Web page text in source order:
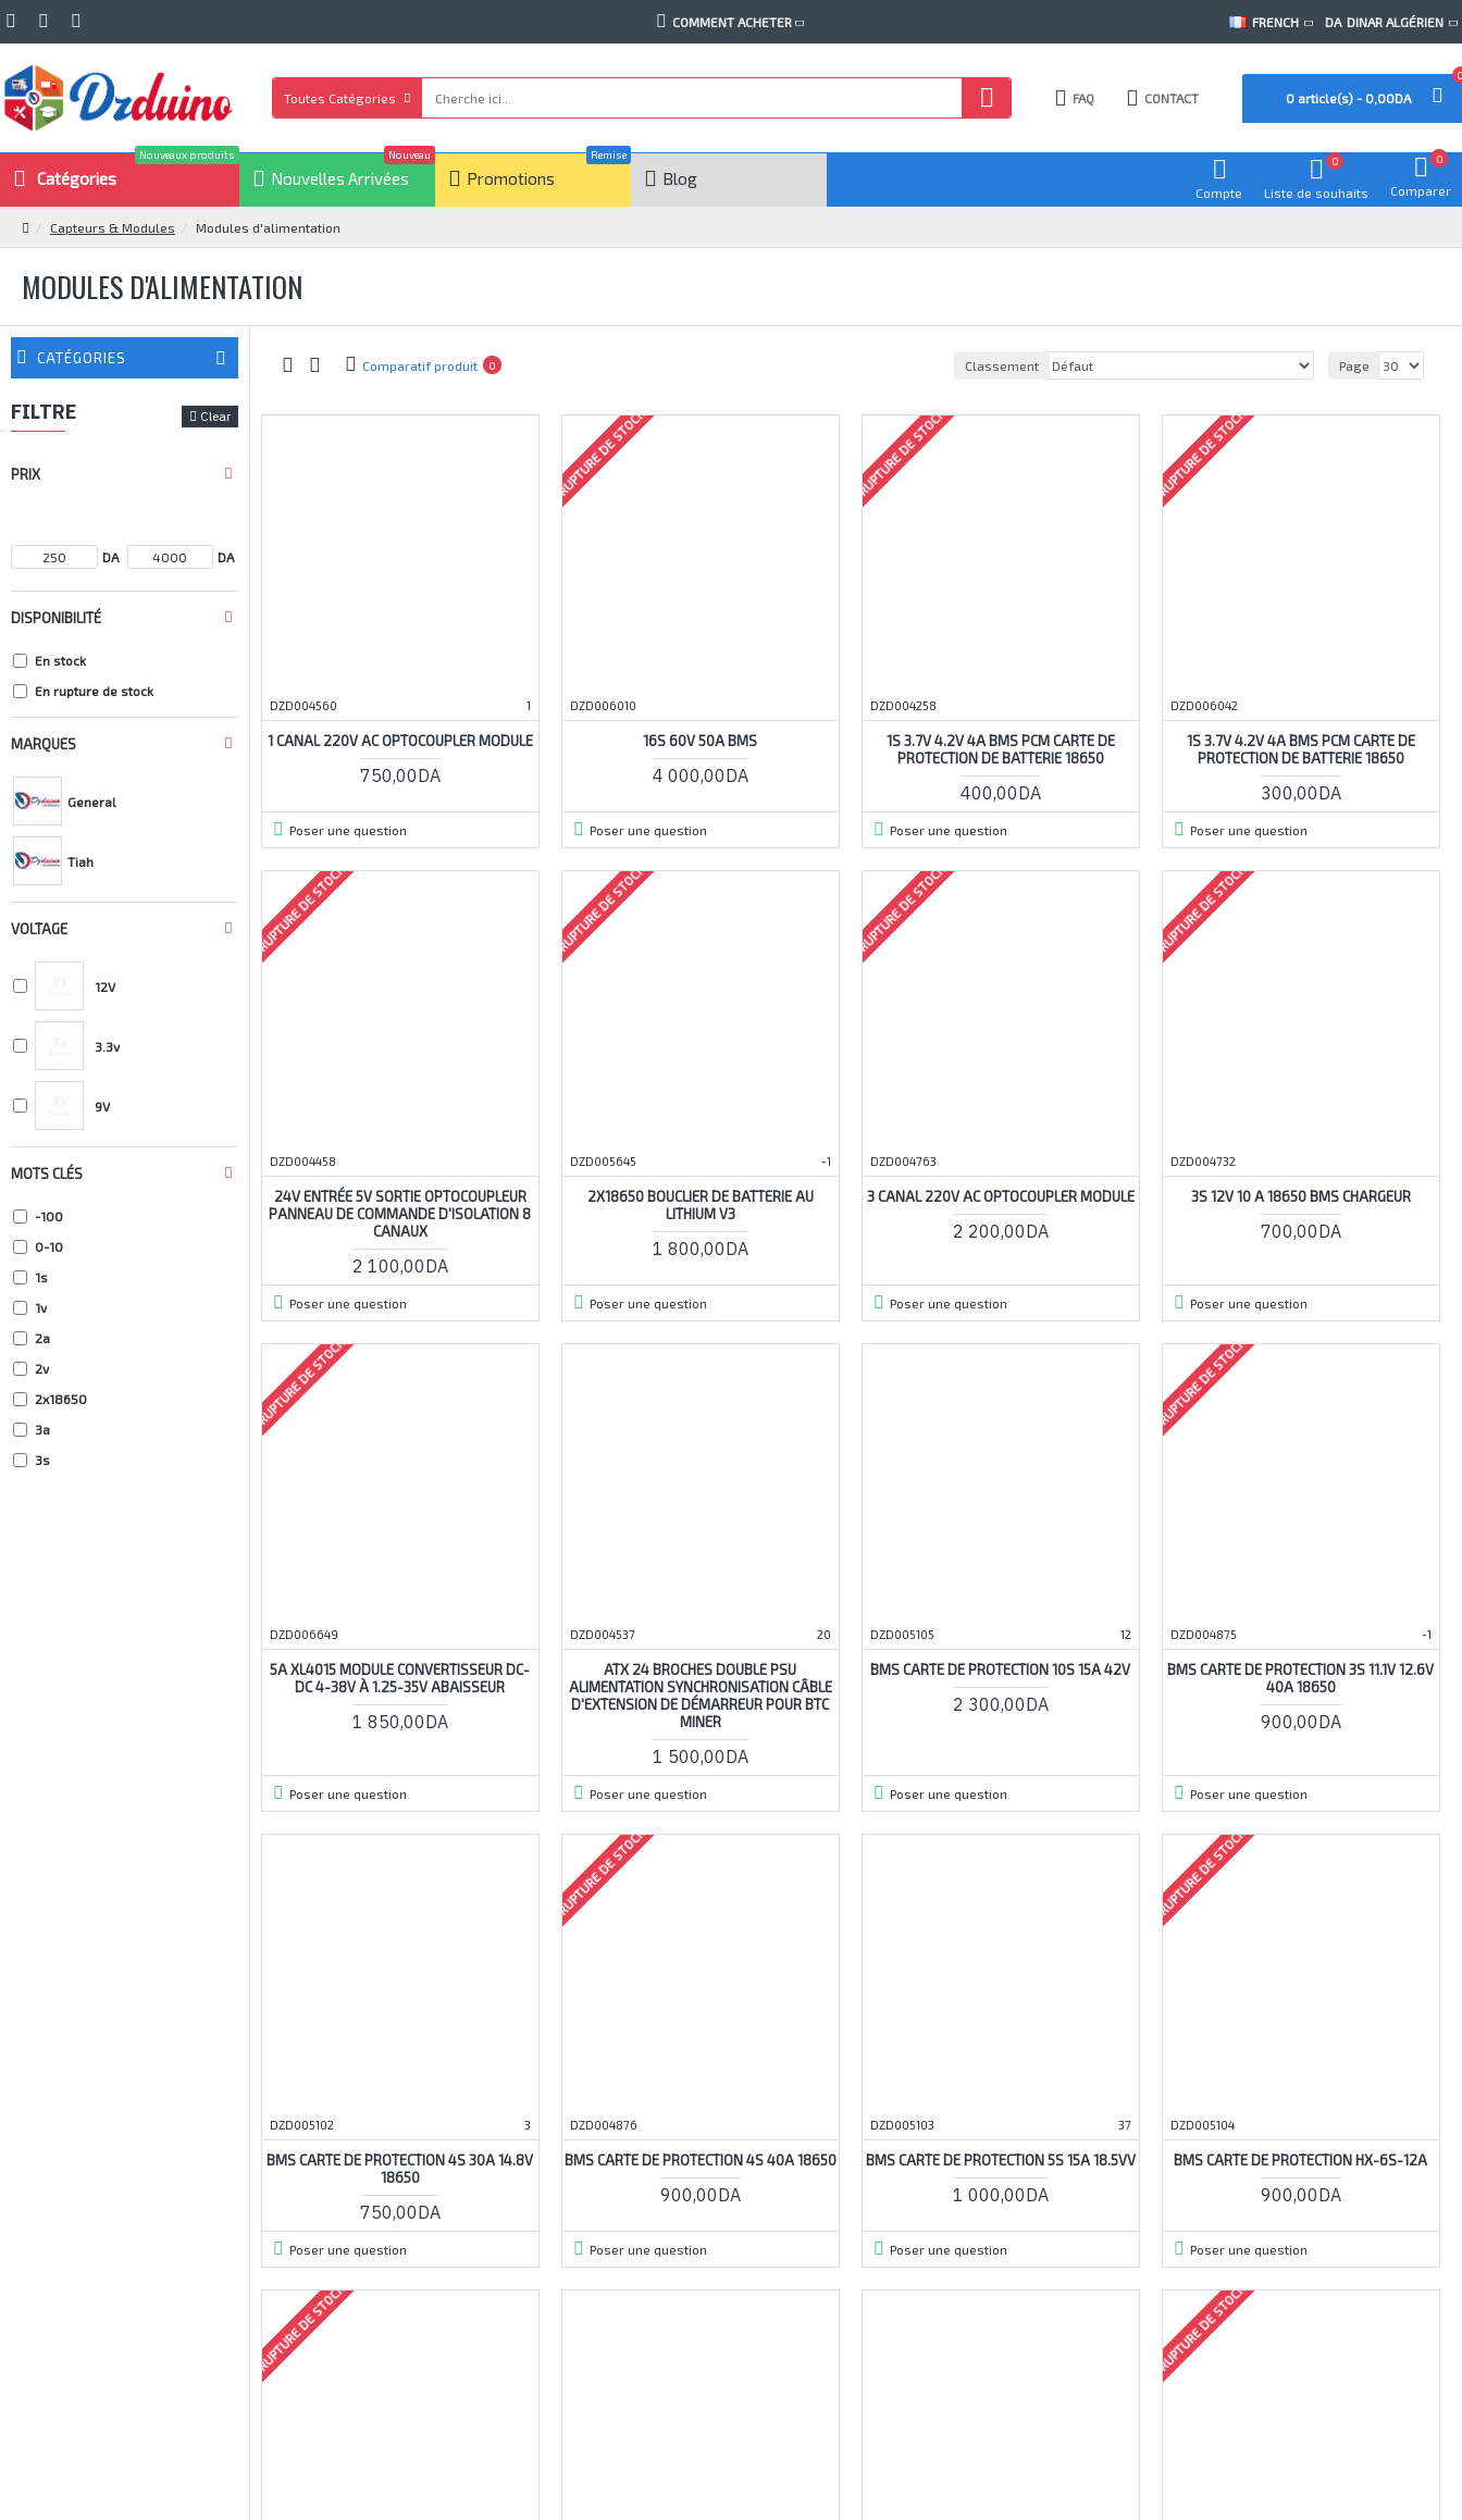
COMMENT ACHETER FRENCH DA DINAR ALGÉRIEN
Toutes Catégories FAQ CONTACT 0 article(s) - 0,00DA
Catégories
Nouveaux produits
Nouvelles Arrivées
Nouveau
Promotions
Remise
Blog
Compte Liste de souhaits
0
Comparer
0
Capteurs & Modules Modules d'alimentation
MODULES D'ALIMENTATION
CATÉGORIES
FILTRE Clear
PRIX
DA DA
MARQUES
General
Tiah
VOLTAGE
12V
3.3v
9V
MOTS CLÉS
-100
0-10
1s
1v
2a
2v
2x18650
3a
3s
DISPONIBILITÉ
En stock
En rupture de stock
Comparatif produit 0 Classement Page
DZD004560 1
1 CANAL 220V AC OPTOCOUPLER MODULE
750,00DA
Poser une question
RUPTURE DE STOCK
DZD006010
16S 60V 50A BMS
4 000,00DA
Poser une question
RUPTURE DE STOCK
DZD004258
1S 3.7V 4.2V 4A BMS PCM CARTE DE
PROTECTION DE BATTERIE 18650
400,00DA
Poser une question
RUPTURE DE STOCK
DZD006042
1S 3.7V 4.2V 4A BMS PCM CARTE DE
PROTECTION DE BATTERIE 18650
300,00DA
Poser une question
RUPTURE DE STOCK
DZD004458
24V ENTRÉE 5V SORTIE OPTOCOUPLEUR
PANNEAU DE COMMANDE D'ISOLATION 8
CANAUX
2 100,00DA
Poser une question
RUPTURE DE STOCK
DZD005645 -1
2X18650 BOUCLIER DE BATTERIE AU
LITHIUM V3
1 800,00DA
Poser une question
RUPTURE DE STOCK
DZD004763
3 CANAL 220V AC OPTOCOUPLER MODULE
2 200,00DA
Poser une question
RUPTURE DE STOCK
DZD004732
3S 12V 10 A 18650 BMS CHARGEUR
700,00DA
Poser une question
RUPTURE DE STOCK
DZD006649
5A XL4015 MODULE CONVERTISSEUR DC-
DC 4-38V À 1.25-35V ABAISSEUR
1 850,00DA
Poser une question
DZD004537 20
ATX 24 BROCHES DOUBLE PSU
ALIMENTATION SYNCHRONISATION CÂBLE
D'EXTENSION DE DÉMARREUR POUR BTC
MINER
1 500,00DA
Poser une question
DZD005105 12
BMS CARTE DE PROTECTION 10S 15A 42V
2 300,00DA
Poser une question
RUPTURE DE STOCK
DZD004875 -1
BMS CARTE DE PROTECTION 3S 11.1V 12.6V
40A 18650
900,00DA
Poser une question
DZD005102 3
BMS CARTE DE PROTECTION 4S 30A 14.8V
18650
750,00DA
Poser une question
RUPTURE DE STOCK
DZD004876
BMS CARTE DE PROTECTION 4S 40A 18650
900,00DA
Poser une question
DZD005103 37
BMS CARTE DE PROTECTION 5S 15A 18.5VV
1 000,00DA
Poser une question
RUPTURE DE STOCK
DZD005104
BMS CARTE DE PROTECTION HX-6S-12A
900,00DA
Poser une question
RUPTURE DE STOCK RUPTURE DE STOCK